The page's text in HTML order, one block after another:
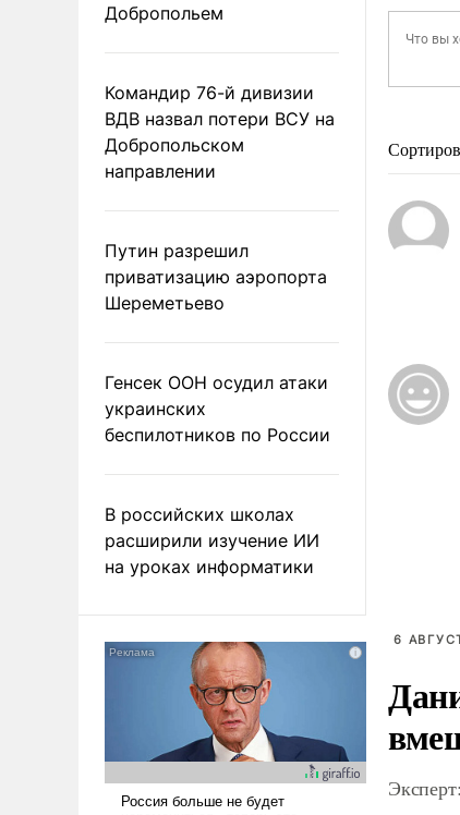
Добропольем
Командир 76-й дивизии
ВДВ назвал потери ВСУ на
Добропольском
направлении
Путин разрешил
приватизацию аэропорта
Шереметьево
Генсек ООН осудил атаки
украинских
беспилотников по России
В российских школах
расширили изучение ИИ
на уроках информатики
6